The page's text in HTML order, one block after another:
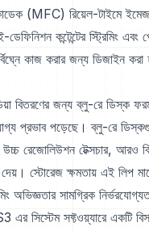
(MFC) রিয়েল-টাইমে
ডেফিনিশন কন্টেন্টের
কাজ করার জন্য ডিজাইন করা
বিতরণের জন্য ব্লু-রে ডিস্ক
প্রভাব পড়েছে। ব্লু-রে
রেজোলিউশন টেক্সচার, আরও
স্টোরেজ ক্ষমতায় এই লিপ
অভিজ্ঞতার সামগ্রিক
এর সিস্টেম সফ্টওয়্যারে একটি